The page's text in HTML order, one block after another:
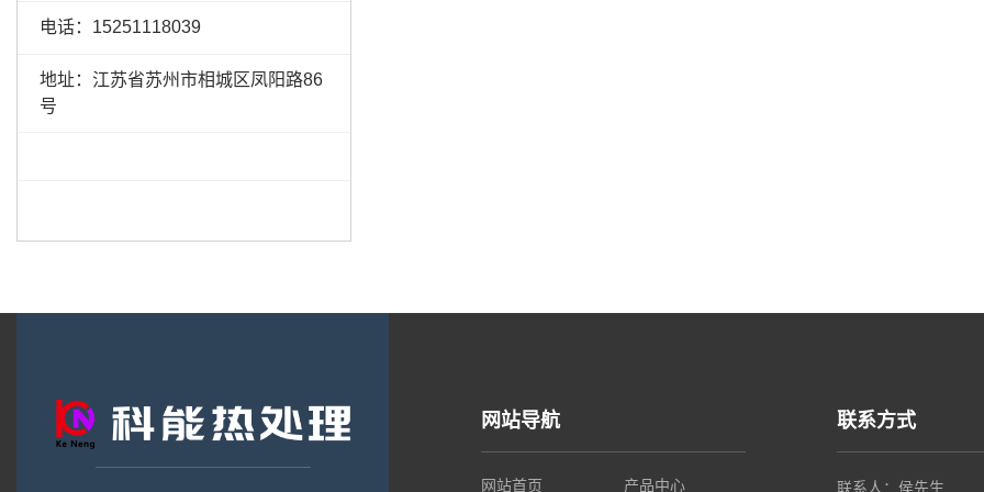
电话：15251118039
地址：江苏省苏州市相城区凤阳路86
号
网站导航
网站首页 产品中心
联系方式
联系人：侯先生